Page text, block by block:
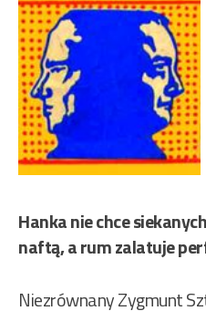
Hanka nie chce
naftą, a rum zalatuje
Niezrównany Zygmunt